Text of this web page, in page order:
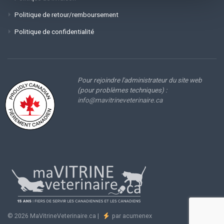
Politique de retour/remboursement
Politique de confidentialité
Pour rejoindre l'administrateur du site web
(pour problèmes techniques) :
info@mavitrineveterinaire.ca
© 2026 MaVitrineVeterinaire.ca | par acumenex